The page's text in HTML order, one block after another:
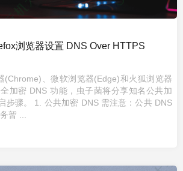
浏览器设置 DNS Over HTTPS
(Chrome)、微软浏览器(Edge)和火狐浏览器
加密 DNS 功能，虫子菌将分享知名公共加
步骤。 1. 公共加密 DNS 需注意：公共 DNS
暂 ...